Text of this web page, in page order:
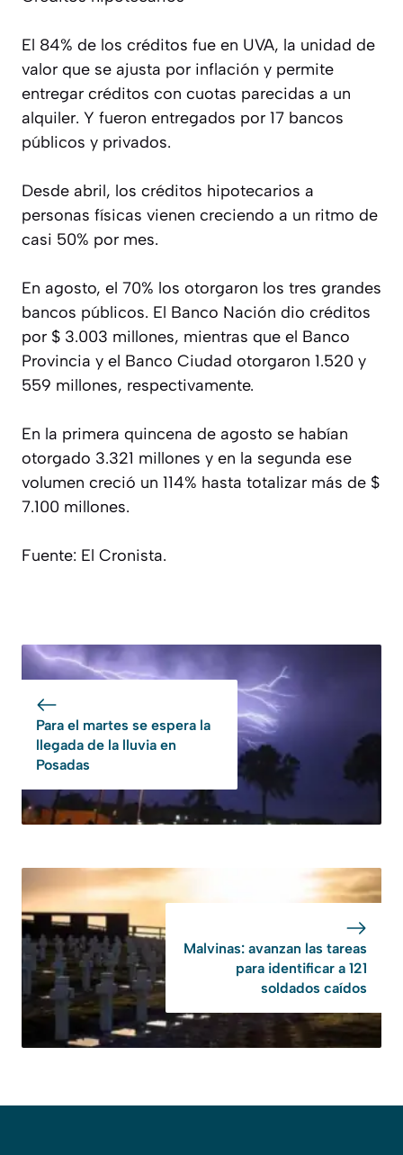
El 84% de los créditos fue en UVA, la unidad de
valor que se ajusta por inflación y permite
entregar créditos con cuotas parecidas a un
alquiler. Y fueron entregados por 17 bancos
públicos y privados.
Desde abril, los créditos hipotecarios a
personas físicas vienen creciendo a un ritmo de
casi 50% por mes.
En agosto, el 70% los otorgaron los tres grandes
bancos públicos. El Banco Nación dio créditos
por $ 3.003 millones, mientras que el Banco
Provincia y el Banco Ciudad otorgaron 1.520 y
559 millones, respectivamente.
En la primera quincena de agosto se habían
otorgado 3.321 millones y en la segunda ese
volumen creció un 114% hasta totalizar más de $
7.100 millones.
Fuente: El Cronista.
Para el martes se espera la
llegada de la lluvia en
Posadas
Malvinas: avanzan las tareas
para identificar a 121
soldados caídos